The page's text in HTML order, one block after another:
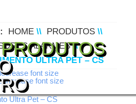
PRODUTOS
HOME \\ PRODUTOS \\
ALARMES \\
ULTRA PET – CS
font size
increase font size